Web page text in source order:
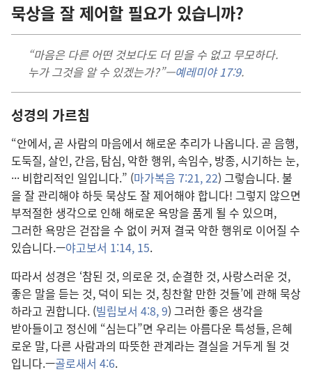
묵상을 잘 제어할 필요가 있습니까?
“마음은 다른 어떤 것보다도 더 믿을 수 없고 무모하다.
누가 그것을 알수 있겠는가?”—예레미야 17:9.
성경의 가르침
“안에서, 곧 사람의 마음에서 해로운 추리가 나옵니다. 곧 음행,
도둑질, 살인, 간음, 탐심, 악한 행위, 속임수, 방종, 시기하는 눈,
··· 비합리적인 일입니다.” (마가복음 7:21, 22) 그렇습니다. 불
을 잘 관리해야 하듯 묵상도 잘 제어해야 합니다! 그렇지 않으면
부적절한 생각으로 인해 해로운 욕망을 품게 될 수 있으며,
그러한 욕망은 걷잡을 수 없이 커져 결국 악한 행위로 이어질 수
있습니다.—야고보서 1:14, 15.
따라서 성경은 ‘참된 것, 의로운 것, 순결한 것, 사랑스러운 것,
좋은 말을 듣는 것, 덕이 되는 것, 칭찬할 만한 것들’에 관해 묵상
하라고 권합니다. (빌립보서 4:8, 9) 그러한 좋은 생각을
받아들이고 정신에 “심는다”면 우리는 아름다운 특성들, 은혜
로운 말, 다른 사람과의 따뜻한 관계라는 결실을 거두게 될 것
입니다.—골로새서 4:6.